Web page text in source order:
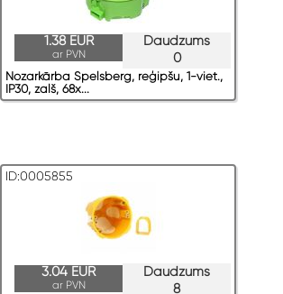
Daudzums
0
1.38 EUR
ar PVN
Nozarkārba Spelsberg, reģipšu, 1-viet.,
IP30, zaļš, 68x...
ID:0005855
Daudzums
8
3.04 EUR
ar PVN